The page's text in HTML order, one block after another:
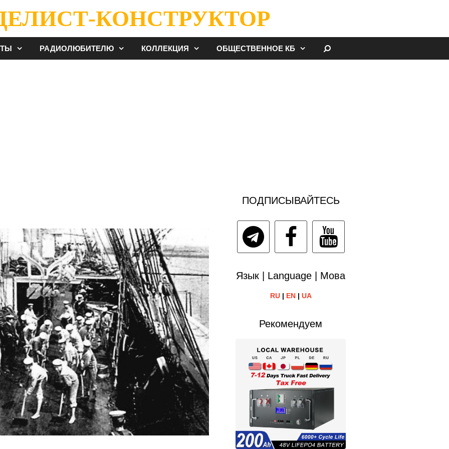
КОНСТРУКТОР
РАДИОЛЮБИТЕЛЮ КОЛЛЕКЦИЯ ОБЩЕСТВЕННОЕ КБ
ПОДПИСЫВАЙТЕСЬ
Язык | Language | Мова
RU| EN| UA
Рекомендуем